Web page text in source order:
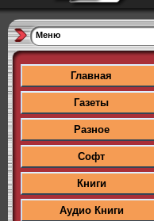
Меню
Главная
Газеты
Разное
Софт
Книги
Аудио Книги